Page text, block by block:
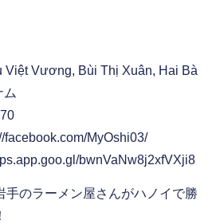
Vương, Bùi Thị Xuân, Hai Bà
ム
facebook.com/MyOshi03/
bwnVaNw8j2xfVXji8
手のラーメン屋さんがハノイで勝